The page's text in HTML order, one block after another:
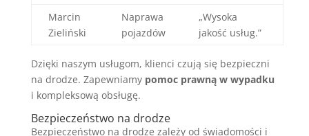
Marcin
Zieliński
Naprawa
pojazdów
„Wysoka
jakość usług.”
Dzięki naszym usługom, klienci czują się bezpieczni
na drodze. Zapewniamy pomoc prawną w wypadku
i kompleksową obsługę.
Bezpieczeństwo na drodze
Bezpieczeństwo na drodze zależy od świadomości i